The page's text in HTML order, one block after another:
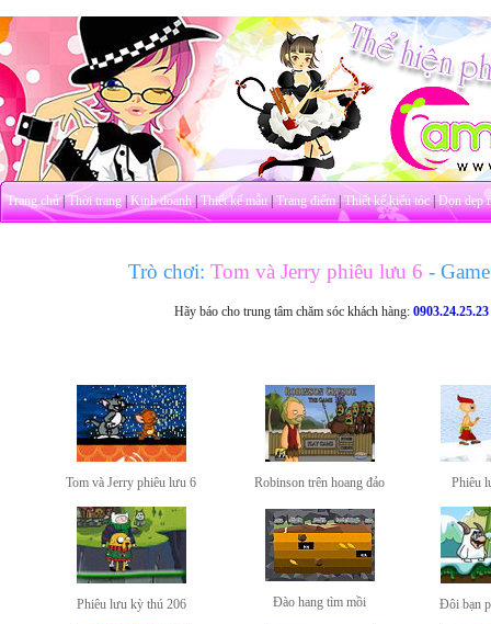
Trang chủ|Thời trang|Kinh doanh|Thiết kế mẫu|Trang điểm|Thiết kế kiểu tóc|Dọn dẹp
Trò chơi: Tom và Jerry phiêu lưu 6-
Hãy báo cho trung tâm chăm sóc khách hàng:0903.24.25.23
Tom và Jerry phiêu lưu 6 Robinson trên hoang đảo Phiêu
Phiêu lưu kỳ thú 206 Đào hang tìm mồi Đôi bạn